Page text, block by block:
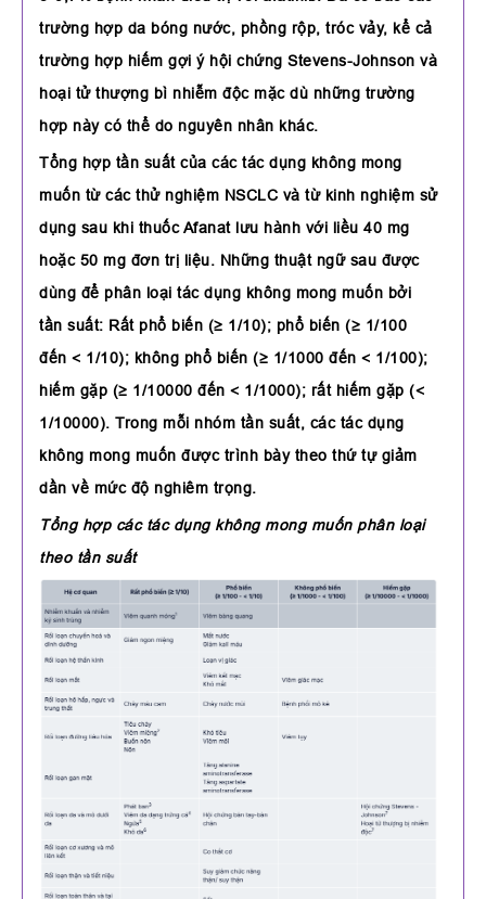
trường hợp da bóng nước, phồng rộp, tróc vảy, kể cả
trường hợp hiếm gợi ý hội chứng Stevens-Johnson và
hoại tử thượng bì nhiễm độc mặc dù những trường
hợp này có thể do nguyên nhân khác.
Tổng hợp tần suất của các tác dụng không mong
muốn từ các thử nghiệm NSCLC và từ kinh nghiệm sử
dụng sau khi thuốc Afanat lưu hành với liều 40 mg
hoặc 50 mg đơn trị liệu. Những thuật ngữ sau được
dùng để phân loại tác dụng không mong muốn bởi
tần suất: Rất phổ biến (≥ 1/10); phổ biến (≥ 1/100
đến < 1/10); không phổ biến (≥ 1/1000 đến < 1/100);
hiếm gặp (≥ 1/10000 đến < 1/1000); rất hiếm gặp (<
1/10000). Trong mỗi nhóm tần suất, các tác dụng
không mong muốn được trình bày theo thứ tự giảm
dần về mức độ nghiêm trọng.
Tổng hợp các tác dụng không mong muốn phân loại
theo tần suất